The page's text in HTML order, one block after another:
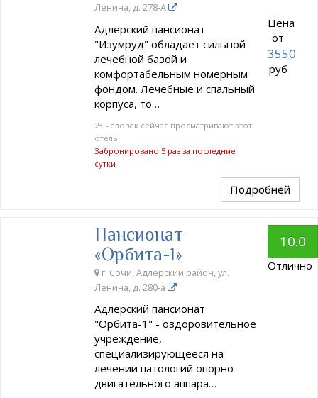
Ленина, д. 278-А
Адлерский пансионат
"Изумруд" обладает сильной
лечебной базой и
комфортабельным номерным
фондом. Лечебные и спальный
корпуса, то…
23 человек сейчас просматривают этот
отель
Забронировано 5 раз за последние
сутки
Цена
от
3550
руб
Подробней
Пансионат
«Орбита-1»
г. Сочи, Адлерский район, ул.
Ленина, д. 280-а
Адлерский пансионат
"Орбита-1" - оздоровительное
учреждение,
специализирующееся на
лечении патологий опорно-
двигательного аппара…
10.0
Отлично